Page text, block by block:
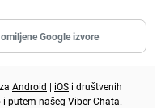
Google izvore
Android | iOS i društvenih
i putem našeg ViberChata.